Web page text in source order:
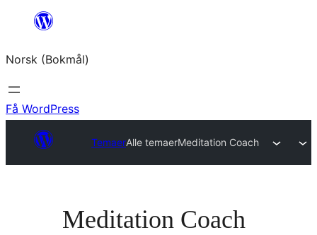
Hopp
innhold
Norsk (Bokmål)
Få WordPress
TemaerAlle temaerMeditation Coach
Meditation Coach